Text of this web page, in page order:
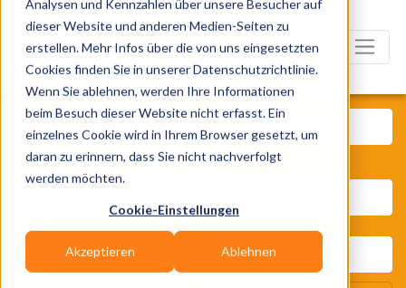
Analysen und Kennzahlen über unsere Besucher auf
dieser Website und anderen Medien-Seiten zu
erstellen. Mehr Infos über die von uns eingesetzten
Cookies finden Sie in unserer Datenschutzrichtlinie.
Wenn Sie ablehnen, werden Ihre Informationen
beim Besuch dieser Website nicht erfasst. Ein
einzelnes Cookie wird in Ihrem Browser gesetzt, um
daran zu erinnern, dass Sie nicht nachverfolgt
werden möchten.
Cookie-Einstellungen
Akzeptieren Ablehnen
Was? Künstler, Zelte, Bands,